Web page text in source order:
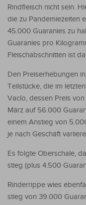
Rindfleisch nicht sein.
die zu Pandemiezeiten
45.000 Guaranies zu
Guaranies pro
Fleischabschnitten ist
Den Preiserhebungen
Teilstücke, die im
Vacío, dessen Preis
März auf 56.000
einem Anstieg von
je nach Geschäft
Es folgte Oberschale,
stieg (plus 4.500
Rinderrippe wies
stieg von 39.000